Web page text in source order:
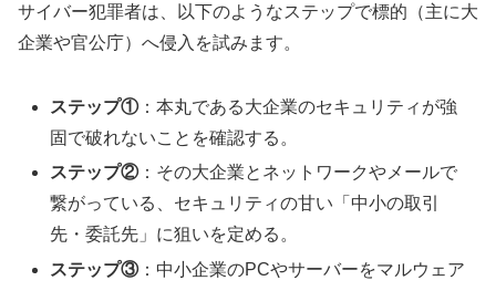
サイバー犯罪者は、以下のようなステップで標的（主に大
企業や官公庁）へ侵入を試みます。
ステップ①：本丸である大企業のセキュリティが強
固で破れないことを確認する。
ステップ②：その大企業とネットワークやメールで
繋がっている、セキュリティの甘い「中小の取引
先・委託先」に狙いを定める。
ステップ③：中小企業のPCやサーバーをマルウェア